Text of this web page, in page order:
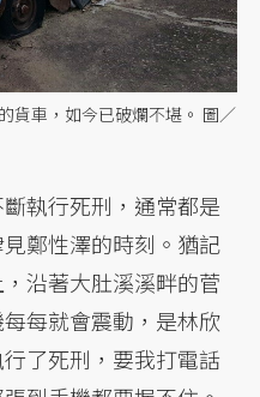
貨車，如今已破爛不堪。 圖／
執行死刑，通常都是
鄭性澤的時刻。猶記
沿著大肚溪溪畔的菅
每就會震動，是林欣
了死刑，要我打電話